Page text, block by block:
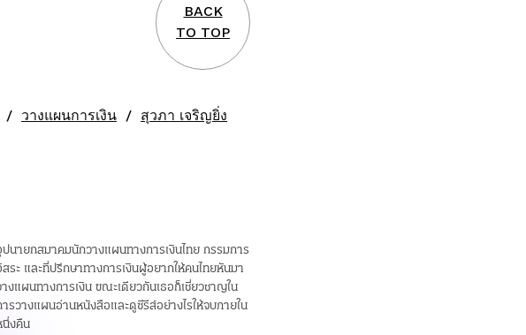
BACK
TO TOP
วางแผนการเงิน สุวภา เจริญยิ่ง
ปนายกสมาคมนักวางแผนทางการเงินไทย กรรมการ
ระ และที่ปรึกษาทางการเงินผู้อยากให้คนไทยหันมา
งแผนทางการเงิน ขณะเดียวกันเธอก็เชี่ยวชาญใน
รวางแผนอ่านหนังสือและดูซีรีส์อย่างไรให้จบภายใน
งคืน